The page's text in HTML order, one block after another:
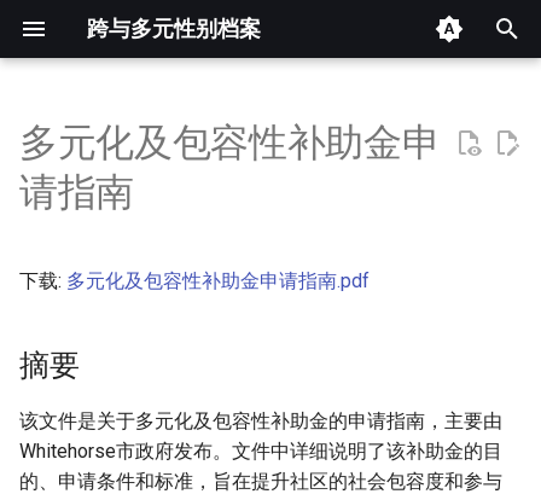
跨与多元性别档案
入
以
开
摘要
多元化及包容性补助金申
请指南
下载: 多元化及包容性补助金申请指南.pdf
摘要
该文件是关于多元化及包容性补助金的申请指南，主要由
Whitehorse市政府发布。文件中详细说明了该补助金的目
的、申请条件和标准，旨在提升社区的社会包容度和参与